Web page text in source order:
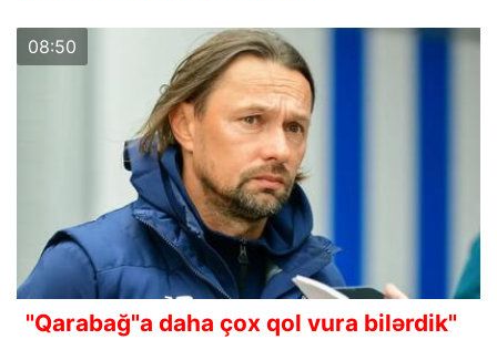
08:50
"Qarabağ"a daha çox qol vura bilərdik"